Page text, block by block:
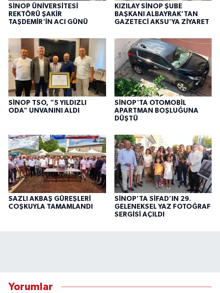
SİNOP ÜNİVERSİTESİ
REKTÖRÜ ŞAKİR
TAŞDEMİR'İN ACI GÜNÜ
KIZILAY SİNOP ŞUBE
BAŞKANI ALBAYRAK’TAN
GAZETECİ AKSU’YA ZİYARET
SİNOP TSO, “5 YILDIZLI
ODA” UNVANINI ALDI
SİNOP'TA OTOMOBİL
APARTMAN BOŞLUĞUNA
DÜŞTÜ
SAZLI AKBAŞ GÜREŞLERİ
COŞKUYLA TAMAMLANDI
SİNOP’TA SİFAD’IN 29.
GELENEKSEL YAZ FOTOĞRAF
SERGİSİ AÇILDI
Yorumlar